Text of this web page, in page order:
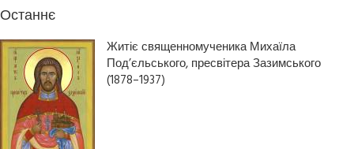
Останнє
Житіє священномученика Михаїла
Под’єльського, пресвітера Зазимського
(1878–1937)